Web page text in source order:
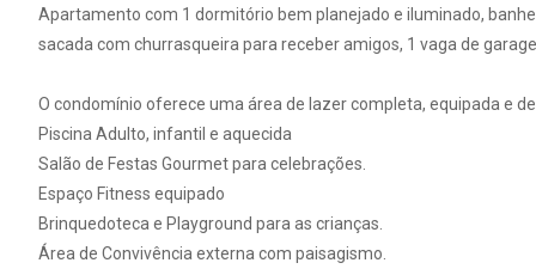
Apartamento com 1 dormitório bem planejado e iluminado,
sacada com churrasqueira para receber amigos, 1 vaga de
O condomínio oferece uma área de lazer completa, equipada e
Piscina Adulto, infantil e aquecida
Salão de Festas Gourmet para celebrações.
Espaço Fitness equipado
Brinquedoteca e Playground para as crianças.
Área de Convivência externa com paisagismo.